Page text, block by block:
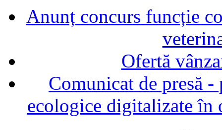
Anunț concurs funcție
Ofertă
Comunicat de presă
ecologice digitalizate în